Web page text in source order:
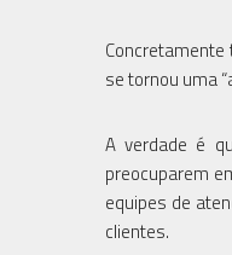
se tornou uma
A verdade é
preocuparem
equipes de
clientes.